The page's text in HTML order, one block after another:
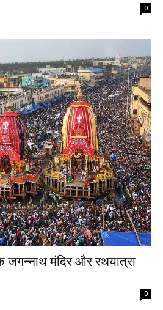
0
जगन्नाथ मंदिर और रथयात्रा
0